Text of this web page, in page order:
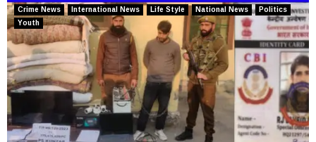
Crime News International News Life Style National News
Politics
Youth